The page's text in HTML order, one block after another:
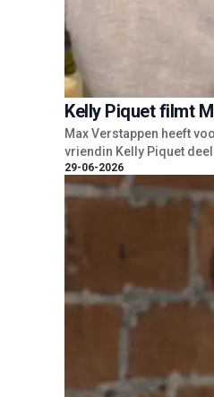
Kelly Piquet filmt
Max Verstappen heeft
vriendin Kelly Piquet
29-06-2026